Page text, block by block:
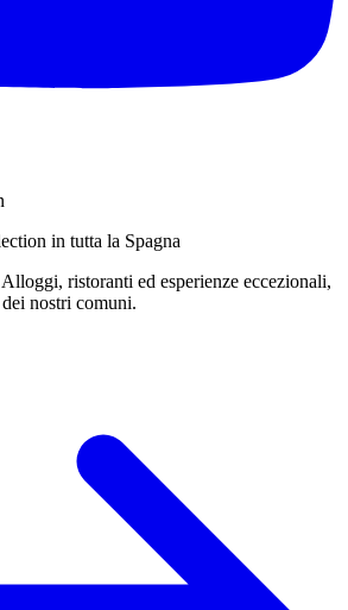
in tutta la Spagna
ristoranti ed esperienze eccezionali,
nostri comuni.